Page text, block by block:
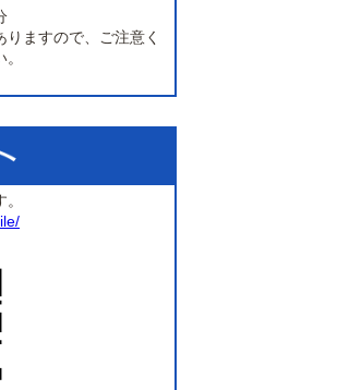
ますので、ご注意く